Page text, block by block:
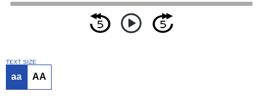
TEXT SIZE
aa AA